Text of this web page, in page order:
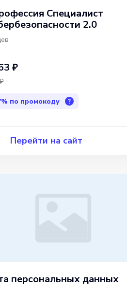
Специалист
2.0
₽
по промокоду ?
Перейти на сайт
персональных данных